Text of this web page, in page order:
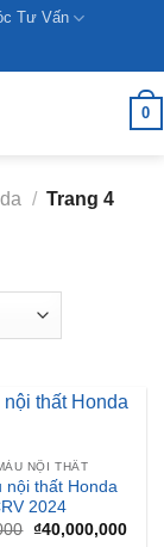
Tư Vấn
0
/ Trang 4
NỘI THẤT
nội thất Honda
2024
Giá
₫40,000,000Giá